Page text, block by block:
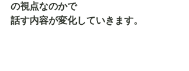
の視点なのかで
話す内容が変化していきます。